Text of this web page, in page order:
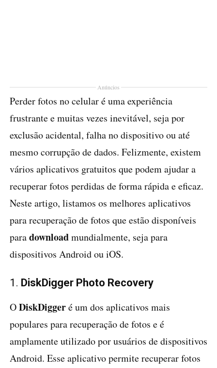
Anúncios
Perder fotos no celular é uma experiência
frustrante e muitas vezes inevitável, seja por
exclusão acidental, falha no dispositivo ou até
mesmo corrupção de dados. Felizmente, existem
vários aplicativos gratuitos que podem ajudar a
recuperar fotos perdidas de forma rápida e eficaz.
Neste artigo, listamos os melhores aplicativos
para recuperação de fotos que estão disponíveis
paradownloadmundialmente, seja para
dispositivos Android ou iOS.
1. DiskDigger Photo Recovery
ODiskDiggeré um dos aplicativos mais
populares para recuperação de fotos e é
amplamente utilizado por usuários de dispositivos
Android. Esse aplicativo permite recuperar fotos